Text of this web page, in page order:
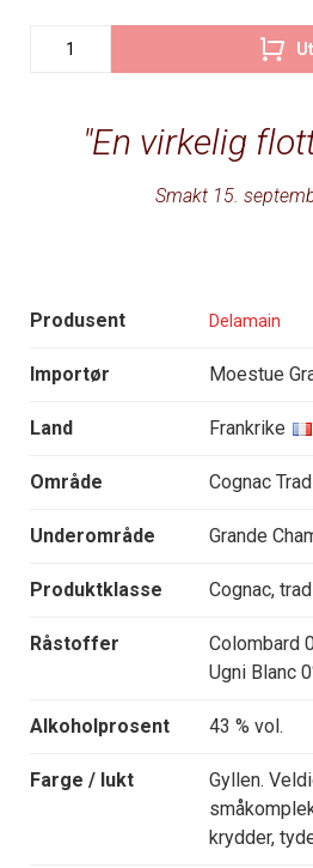
En virkelig
Smakt 15.
Produsent Delamain
Importør Moestue
Land Frankrike
Område Cognac
Underområde Grande
Produktklasse Cognac,
Råstoffer
Colombard
Ugni Blanc
Alkoholprosent 43 % vol.
Farge / lukt
Gyllen.
krydder,